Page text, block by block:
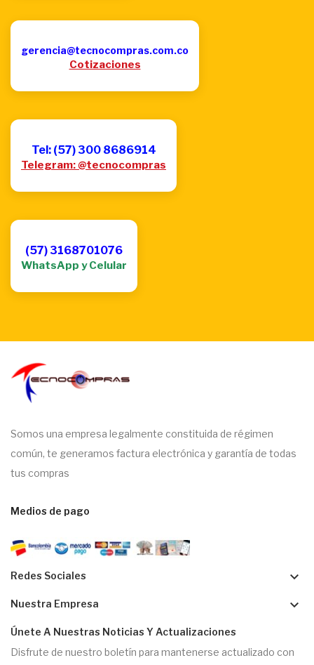
gerencia@tecnocompras.com.co
Cotizaciones
Tel: (57) 300 8686914
Telegram: @tecnocompras
(57) 3168701076
WhatsApp y Celular
Somos una empresa legalmente constituida de régimen
común, te generamos factura electrónica y garantía de todas
tus compras
Medios de pago
Redes Sociales keyboard_arrow_down
Nuestra Empresa keyboard_arrow_down
Únete A Nuestras Noticias Y Actualizaciones
Disfrute de nuestro boletín para mantenerse actualizado con